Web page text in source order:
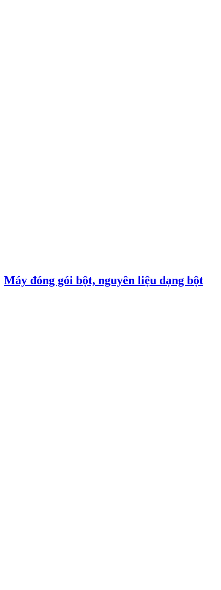
Máy đóng gói bột, nguyên liệu dạng bột